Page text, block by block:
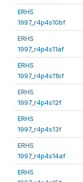
ERHS
1997_r4p4s10bf
ERHS
1997_r4p4s11af
ERHS
1997_r4p4s11bf
ERHS
1997_r4p4s12f
ERHS
1997_r4p4s13f
ERHS
1997_r4p4s14af
ERHS